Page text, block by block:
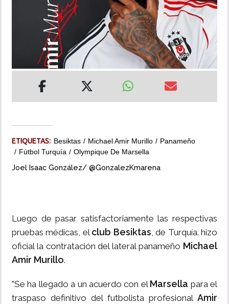
INSÓLITAS
MULTIMEDIA
ETIQUETAS: Besiktas Michael Amir Murillo
Panameño
Fútbol Turquía
Olympique De Marsella
Joel Isaac González/ @GonzalezKmarena
Luego de pasar satisfactoriamente las respectivas
pruebas médicas, el club Besiktas, de Turquía. hizo
oficial la contratación del lateral panameño Michael
Amir Murillo.
"Se ha llegado a un acuerdo con el Marsella para el
traspaso definitivo del futbolista profesional Amir